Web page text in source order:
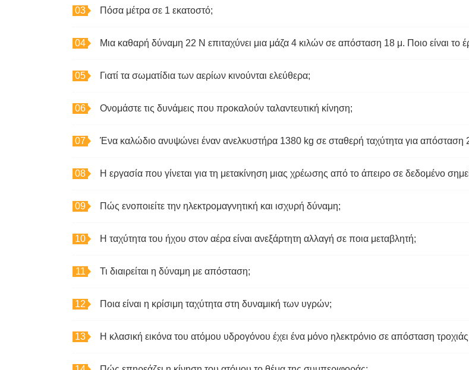
Πόσα μέτρα σε 1 εκατοστό;
Γιατί τα σωματίδια των αερίων κινούνται ελεύθερα;
Ονομάστε τις δυνάμεις που προκαλούν ταλαντευτική κίνηση;
Πώς ενοποιείτε την ηλεκτρομαγνητική και ισχυρή δύναμη;
Η ταχύτητα του ήχου στον αέρα είναι ανεξάρτητη αλλαγή σε ποια μεταβλητή;
Τι διαιρείται η δύναμη με απόσταση;
Ποια είναι η κρίσιμη ταχύτητα στη δυναμική των υγρών;